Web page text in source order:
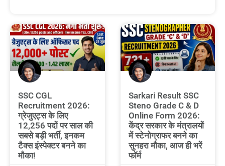
SSC CGL
Recruitment 2026:
ग्रेजुएट्स के लिए
12,256 पदों पर साल की
सबसे बड़ी भर्ती, इनकम
टैक्स इंस्पेक्टर बनने का
मौका!
Sarkari Result SSC
Steno Grade C & D
Online Form 2026:
केंद्र सरकार के मंत्रालयों
में स्टेनोग्राफर बनने का
सुनहरा मौका, आज ही भरें
फॉर्म